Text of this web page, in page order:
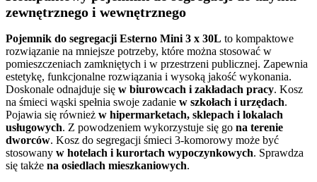
zewnętrznego i wewnętrznego
Pojemnik do segregacji Esterno Mini 3 x 30L to kompaktowe
rozwiązanie na mniejsze potrzeby, które można stosować w
pomieszczeniach zamkniętych i w przestrzeni publicznej. Zapewnia
estetykę, funkcjonalne rozwiązania i wysoką jakość wykonania.
Doskonale odnajduje się w biurowcach i zakładach pracy. Kosz
na śmieci wąski spełnia swoje zadanie w szkołach i urzędach.
Pojawia się również w hipermarketach, sklepach i lokalach
usługowych. Z powodzeniem wykorzystuje się go na terenie
dworców. Kosz do segregacji śmieci 3-komorowy może być
stosowany w hotelach i kurortach wypoczynkowych. Sprawdza
się także na osiedlach mieszkaniowych.